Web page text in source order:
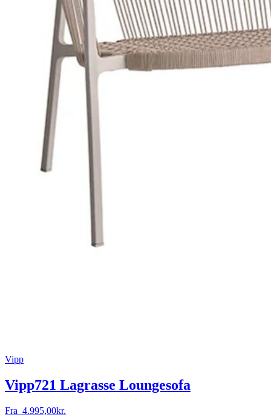
Vipp
Vipp721 Lagrasse Loungesofa
Fra 4.995,00kr.